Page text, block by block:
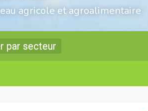
agricole et agroalimentaire
par secteur